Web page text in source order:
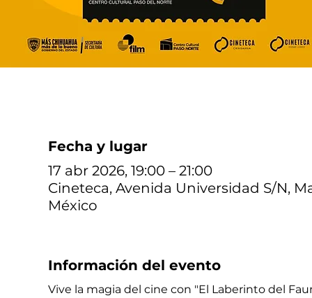
Fecha y lugar
17 abr 2026, 19:00 – 21:00
Cineteca, Avenida Universidad S/N,
México
Información del evento
Vive la magia del cine con "El Laberinto del